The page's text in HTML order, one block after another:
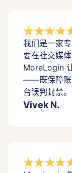
我们是一家
要在社交媒
MoreLogin
——既保障账
台误判封禁。
Vivek N.